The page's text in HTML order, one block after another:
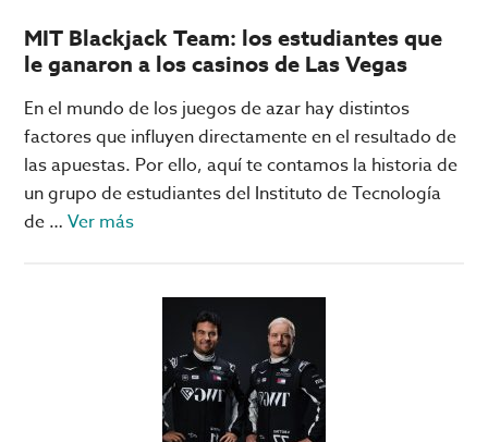
MIT Blackjack Team: los estudiantes que
le ganaron a los casinos de Las Vegas
En el mundo de los juegos de azar hay distintos
factores que influyen directamente en el resultado de
las apuestas. Por ello, aquí te contamos la historia de
un grupo de estudiantes del Instituto de Tecnología
de …Ver másacerca
Blackjack
estudiantes
que